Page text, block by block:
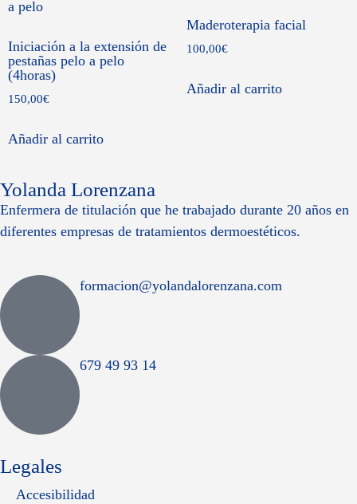
Iniciación a la extensión de
pestañas pelo a pelo
(4horas)
150,00€
Añadir al carrito
Maderoterapia facial
100,00€
Añadir al carrito
Yolanda Lorenzana
Enfermera de titulación que he trabajado durante 20 años en
diferentes empresas de tratamientos dermoestéticos.
formacion@yolandalorenzana.com
679 49 93 14
Legales
Accesibilidad